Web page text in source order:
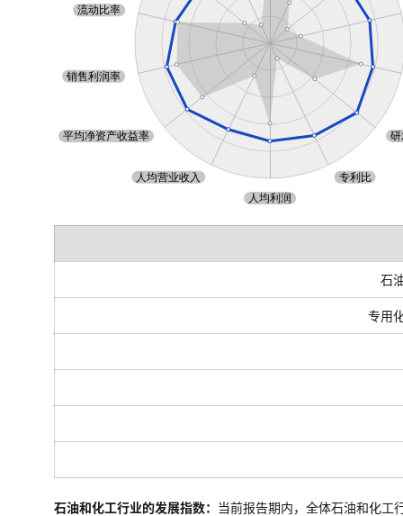
石
专用
石油和化工行业的发展指数： 当前报告期内，全体石油和化工